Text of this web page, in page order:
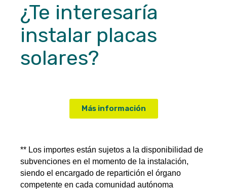
¿Te interesaría
instalar placas
solares?
Más información
** Los importes están sujetos a la disponibilidad de
subvenciones en el momento de la instalación,
siendo el encargado de repartición el órgano
competente en cada comunidad autónoma